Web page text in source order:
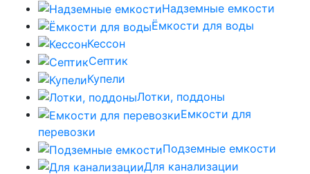
Надземные емкости
Ёмкости для воды
Кессон
Септик
Купели
Лотки, поддоны
Емкости для
перевозки
Подземные емкости
Для канализации